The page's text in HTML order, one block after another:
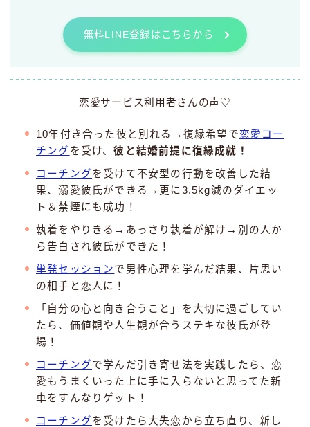
無料LINE登録はこちらから
恋愛サービス利用者さんの声♡
10年付き合った彼と別れる→復縁希望で恋愛コー
チング を受け、彼と結婚前提に復縁成就！
コーチングを受けて不安型の行動を改善した結
果、溺愛彼氏ができる→更に3.5kg減のダイエッ
ト＆禁煙にも成功！
執着をやりきる→あっさり執着が解け→別の人か
ら告白され彼氏ができた！
単発セッションで男性心理を学んだ結果、片思い
の相手と恋人に！
「自分の心と向き合うこと」を大切に過ごしてい
たら、価値観や人生観が合うステキな彼氏が登
場！
コーチングで学んだ引き寄せ法を実践したら、恋
愛もうまくいった上に手に入らないと思ってた新
車をすんなりゲット！
コーチングを受けたら大失恋から立ち直り、新し